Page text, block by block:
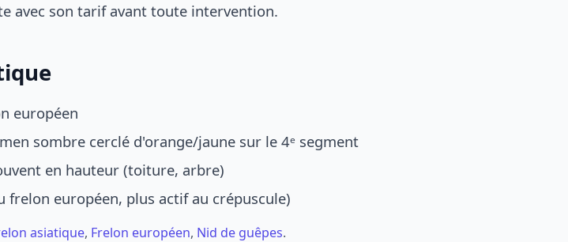
avec son tarif avant toute intervention.
européen
sombre cerclé d'orange/jaune sur le 4ᵉ segment
en hauteur (toiture, arbre)
européen, plus actif au crépuscule)
asiatique, Frelon européen, Nid de guêpes.